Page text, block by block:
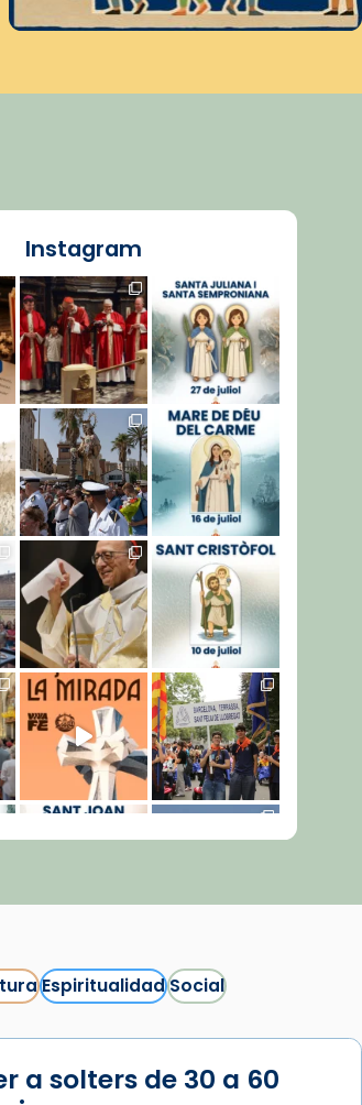
Instagram
EspiritualidadSocial
a solters de 30 a 60